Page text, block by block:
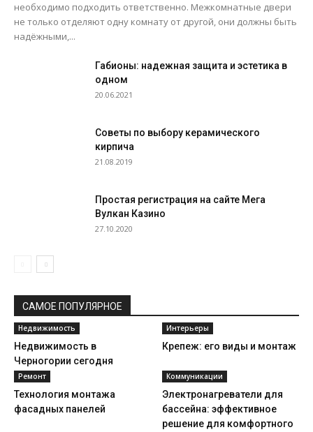
необходимо подходить ответственно. Межкомнатные двери
не только отделяют одну комнату от другой, они должны быть
надёжными,...
Габионы: надежная защита и эстетика в
одном
20.06.2021
Советы по выбору керамического
кирпича
21.08.2019
Простая регистрация на сайте Мега
Вулкан Казино
27.10.2020
САМОЕ ПОПУЛЯРНОЕ
Недвижимость
Недвижимость в
Черногории сегодня
Интерьеры
Крепеж: его виды и монтаж
Ремонт
Технология монтажа
фасадных панелей
Коммуникации
Электронагреватели для
бассейна: эффективное
решение для комфортного